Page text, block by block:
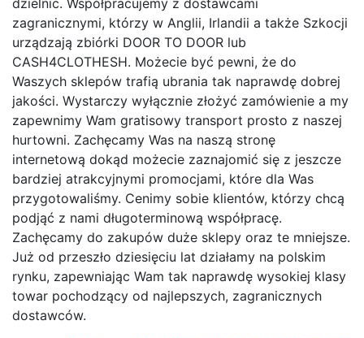
zagranicznymi, którzy w Anglii, Irlandii a także Szkocji
urządzają zbiórki DOOR TO DOOR lub
CASH4CLOTHESH. Możecie być pewni, że do
Waszych sklepów trafią ubrania tak naprawdę dobrej
jakości. Wystarczy wyłącznie złożyć zamówienie a my
zapewnimy Wam gratisowy transport prosto z naszej
hurtowni. Zachęcamy Was na naszą stronę
internetową dokąd możecie zaznajomić się z jeszcze
bardziej atrakcyjnymi promocjami, które dla Was
przygotowaliśmy. Cenimy sobie klientów, którzy chcą
podjąć z nami długoterminową współpracę.
Zachęcamy do zakupów duże sklepy oraz te mniejsze.
Już od przeszło dziesięciu lat działamy na polskim
rynku, zapewniając Wam tak naprawdę wysokiej klasy
towar pochodzący od najlepszych, zagranicznych
dostawców.